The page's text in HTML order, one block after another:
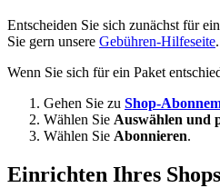
Entscheiden Sie sich zunächst für
Sie gern unsere Gebühren-Hilfeseite.
Wenn Sie sich für ein Paket
Gehen Sie zu Shop-
Wählen Sie Auswählen und
Wählen Sie Abonnieren.
Einrichten Ihres Shops